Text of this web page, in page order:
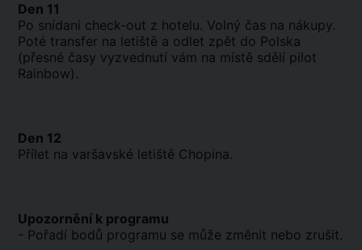
Den 11
Po snídani check-out z hotelu. Volný čas na nákupy.
Poté transfer na letiště a odlet zpět do Polska
(přesné časy vyzvednutí vám na místě sdělí pilot
Rainbow).
Den 12
Přílet na varšavské letiště Chopina.
Upozornění k programu
- Pořadí bodů programu se může změnit nebo zrušit.